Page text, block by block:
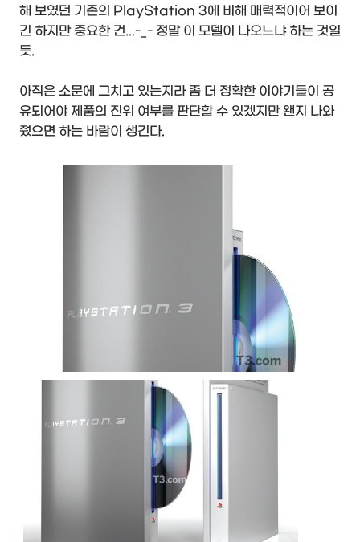
해 보였던 기존의 PlayStation 3에 비해 매력적이어 보이
긴 하지만 중요한 건...-_- 정말 이 모델이 나오느냐 하는 것일
듯.
아직은 소문에 그치고 있는지라 좀 더 정확한 이야기들이 공
유되어야 제품의 진위 여부를 판단할 수 있겠지만 왠지 나와
줬으면 하는 바람이 생긴다.